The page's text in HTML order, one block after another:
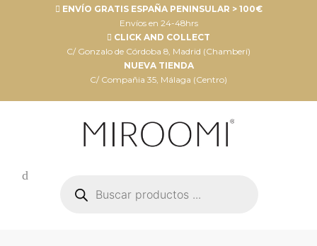
ENVÍO GRATIS ESPAÑA PENINSULAR > 100€
Envíos en 24-48hrs
CLICK AND COLLECT
C/ Gonzalo de Córdoba 8, Madrid (Chamberí)
NUEVA TIENDA
C/ Compañia 35, Málaga (Centro)
productos